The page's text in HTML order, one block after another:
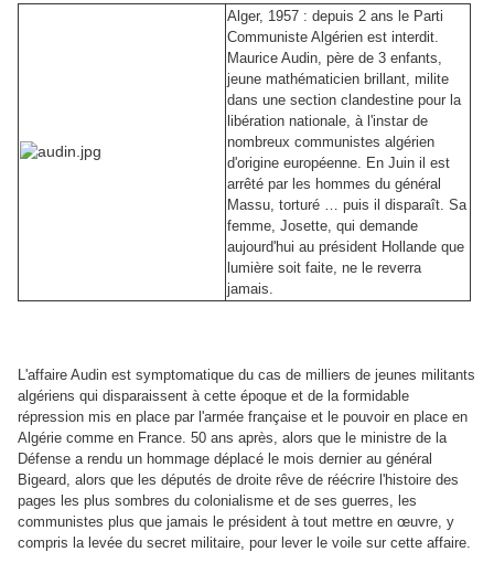
Alger, 1957 : depuis 2 ans le Parti
Communiste Algérien est interdit.
Maurice Audin, père de 3 enfants,
jeune mathématicien brillant, milite
dans une section clandestine pour la
libération nationale, à l'instar de
nombreux communistes algérien
d'origine européenne. En Juin il est
arrêté par les hommes du général
Massu, torturé … puis il disparaît. Sa
femme, Josette, qui demande
aujourd'hui au président Hollande que
lumière soit faite, ne le reverra
jamais.
L'affaire Audin est symptomatique du cas de milliers de jeunes militants
algériens qui disparaissent à cette époque et de la formidable
répression mis en place par l'armée française et le pouvoir en place en
Algérie comme en France. 50 ans après, alors que le ministre de la
Défense a rendu un hommage déplacé le mois dernier au général
Bigeard, alors que les députés de droite rêve de réécrire l'histoire des
pages les plus sombres du colonialisme et de ses guerres, les
communistes plus que jamais le président à tout mettre en œuvre, y
compris la levée du secret militaire, pour lever le voile sur cette affaire.